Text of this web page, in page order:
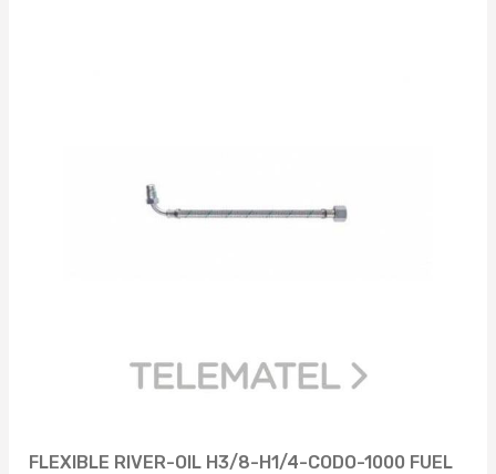
FLEXIBLE RIVER-OIL H3/8-H1/4-CODO-1000 FUEL